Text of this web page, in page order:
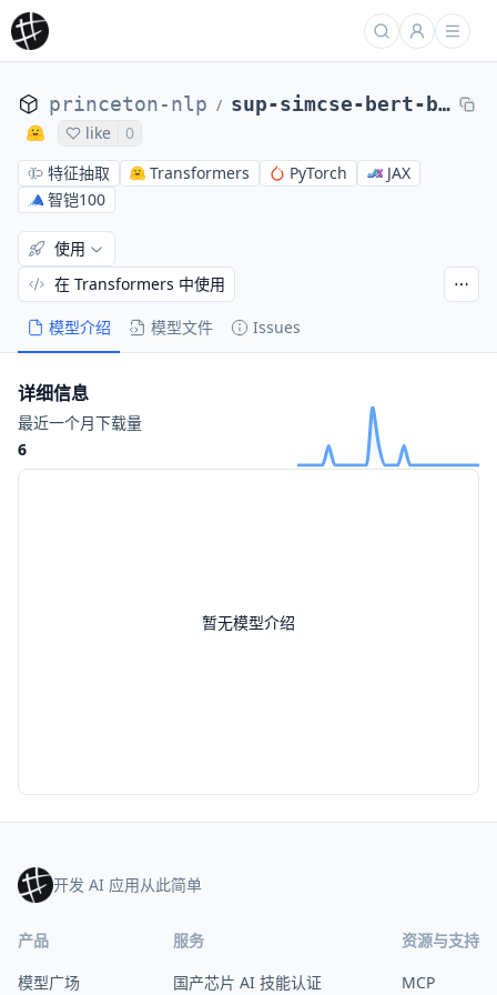
princeton-nlp / sup-simcse-bert-base-uncased
like
0
特征抽取
Transformers PyTorch
JAX
智铠100
模型介绍 模型文件 Issues
使用
在 Transformers 中使用
暂无模型介绍
详细信息
最近一个月下载量
6
开发 AI 应用从此简单
产品
模型广场
服务
国产芯片 AI 技能认证
资源与支持
MCP